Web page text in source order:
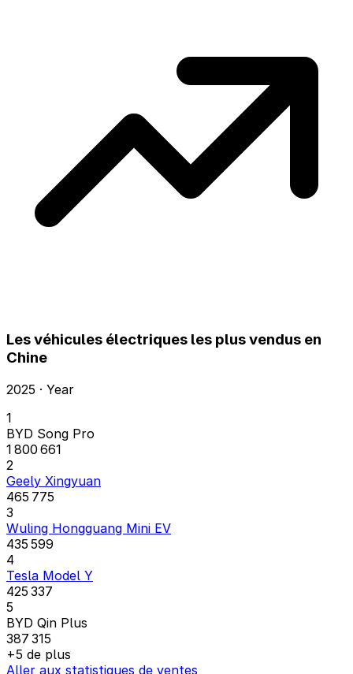
Les véhicules électriques les plus vendus en
Chine
2025 · Year
1
BYD Song Pro
1 800 661
2
Geely Xingyuan
465 775
3
Wuling Hongguang Mini EV
435 599
4
Tesla Model Y
425 337
5
BYD Qin Plus
387 315
+5 de plus
Aller aux statistiques de ventes